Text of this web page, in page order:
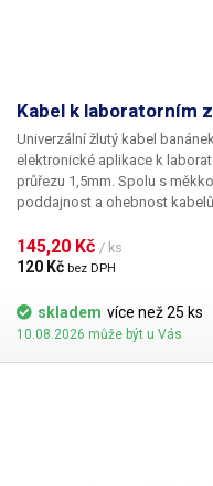
Kabel k laboratorním
Univerzální žlutý kabel
elektronické aplikace k
průřezu 1,5mm. Spolu s
poddajnost a ohebnost
několika barevných
modrá, žlutá, zelená.
145,20 Kč / ks
120 Kč bez DPH
skladem více než 25 ks
10.08.2026 může být u Vás